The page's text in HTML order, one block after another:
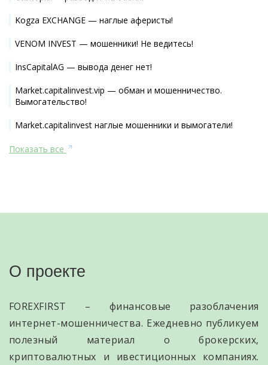
Kogza EXCHANGE — наглые аферисты!
VENOM INVEST — мошенники! Не ведитесь!
InsCapitalAG — вывода денег нет!
Market.capitalinvest.vip — обман и мошенничество.
Вымогательство!
Market.capitalinvest наглые мошенники и вымогатели!
Показать все
О проекте
FOREXFIRST – финансовые разоблачения
интернет-мошенничества. Ежедневно публикуем
полезный материал о брокерских,
криптовалютных и ивестиционных компаниях.